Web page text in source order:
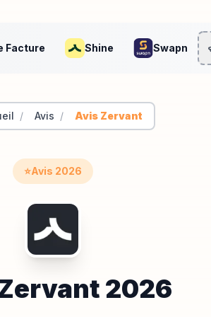
Facture Shine Swapn
/ Avis / Avis Zervant
⭐Avis 2026
2026